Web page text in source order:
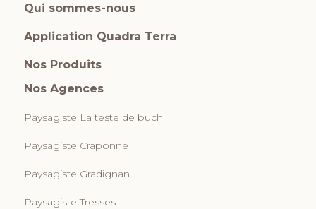
Qui sommes-nous
Application Quadra Terra
Nos Produits
Nos Agences
Paysagiste La teste de buch
Paysagiste Craponne
Paysagiste Gradignan
Paysagiste Tresses